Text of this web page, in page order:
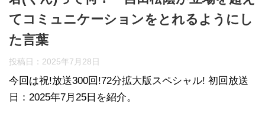
てコミュニケーションをとれるようにし
た言葉
投稿日： 2025年7月28日
今回は祝!放送300回!72分拡大版スペシャル! 初回放送
日：2025年7月25日を紹介。